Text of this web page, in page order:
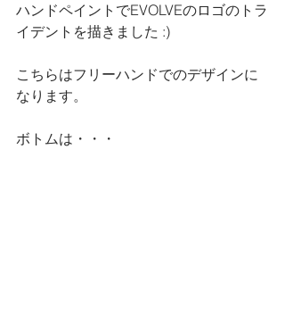
ハンドペイントでEVOLVEのロゴのトラ
イデントを描きました :)
こちらはフリーハンドでのデザインに
なります。
ボトムは・・・